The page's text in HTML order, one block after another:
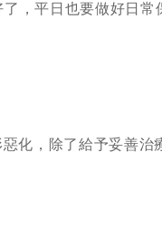
，平日也要做好日常
化，除了給予妥善